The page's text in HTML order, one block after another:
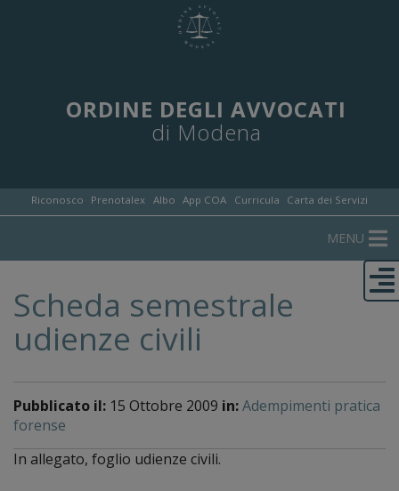
ORDINE DEGLI AVVOCATI
di Modena
Riconosco Prenotalex Albo App COA Curricula Carta dei Servizi
MENU
Scheda semestrale
udienze civili
Pubblicato il: 15 Ottobre 2009 in:Adempimenti pratica
forense
In allegato, foglio udienze civili.